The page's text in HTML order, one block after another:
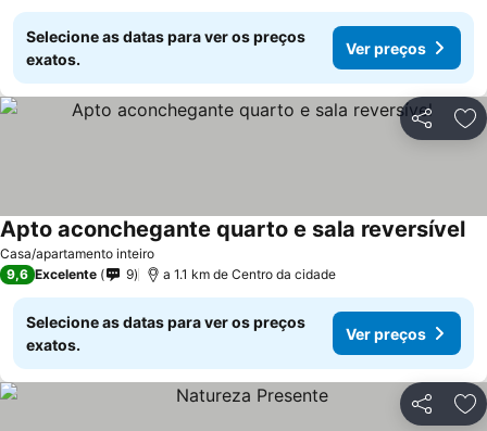
Selecione as datas para ver os preços
exatos.
Ver preços
Partilhar
Casa/apartamento inteiro
Apto aconchegante quarto e sala reversível
9,6 Excelente 9 a 1.1 km de Centro da cidade
Selecione as datas para ver os preços
exatos.
Ver preços
Partilhar